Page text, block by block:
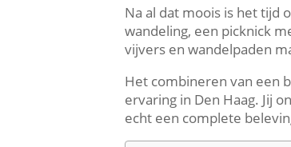
Na al dat moois is het tijd
wandeling, een picknick
vijvers en wandelpaden
Het combineren van een
ervaring in Den Haag.​ Jij
echt een complete